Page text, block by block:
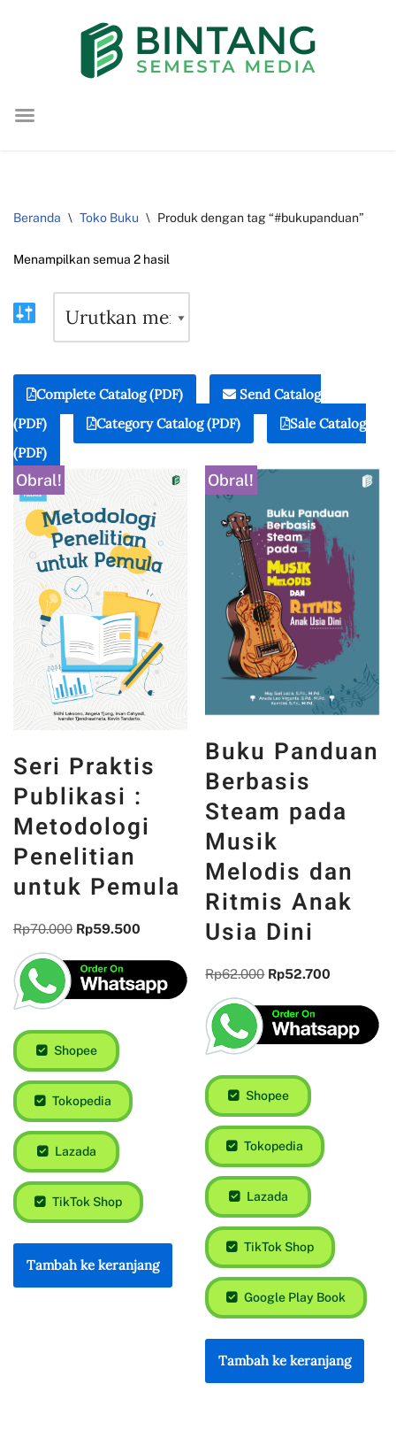
konten
Beranda \ Toko Buku \ Produk dengan tag “#bukupanduan”
Menampilkan semua 2 hasil
Complete Catalog (PDF)
Send Catalog
(PDF)
Category Catalog (PDF)
Sale Catalog
(PDF)
Obral!
Seri Praktis
Publikasi :
Metodologi
Penelitian
untuk Pemula
Rp70.000 Rp59.500
Shopee
Tokopedia
Lazada
TikTok Shop
Tambah ke keranjang
Obral!
Buku Panduan
Berbasis
Steam pada
Musik
Melodis dan
Ritmis Anak
Usia Dini
Rp62.000 Rp52.700
Shopee
Tokopedia
Lazada
TikTok Shop
Google Play Book
Tambah ke keranjang